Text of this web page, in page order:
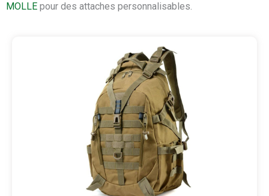
MOLLE pour des attaches personnalisables.